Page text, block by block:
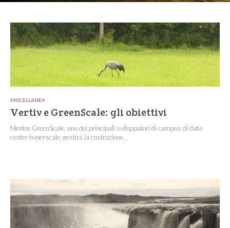
MISCELLANEA
Vertiv e GreenScale: gli obiettivi
Mentre GreenScale, uno dei principali sviluppatori di campus di data
center hyperscale, gestirà la costruzione...